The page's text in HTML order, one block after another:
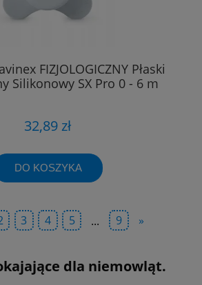
FIZJOLOGICZNY Płaski
Silikonowy SX Pro 0 - 6 m
32,89 zł
DO KOSZYKA
3 4 5 ... 9 »
dla niemowląt.